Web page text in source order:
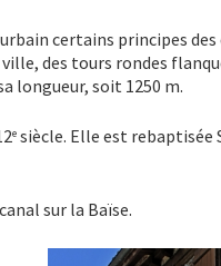
certains principes
des tours rondes
longueur, soit 1250 m.
e siècle. Elle est
sur la Baïse.